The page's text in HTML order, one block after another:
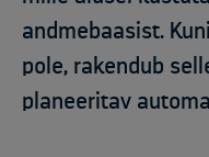
andmebaasist.
pole, rakendub
planeeritav